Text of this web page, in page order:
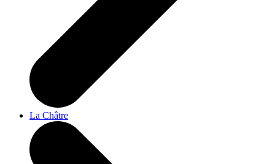
La Châtre